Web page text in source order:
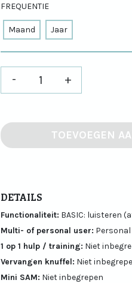
FREQUENTIE
Maand Jaar
- +
TOEVOEGEN
DETAILS
Functionaliteit: BASIC: luisteren
Multi- of personal user:
1 op 1 hulp / training: Niet
Vervangen knuffel: Niet
Mini SAM: Niet inbegrepen